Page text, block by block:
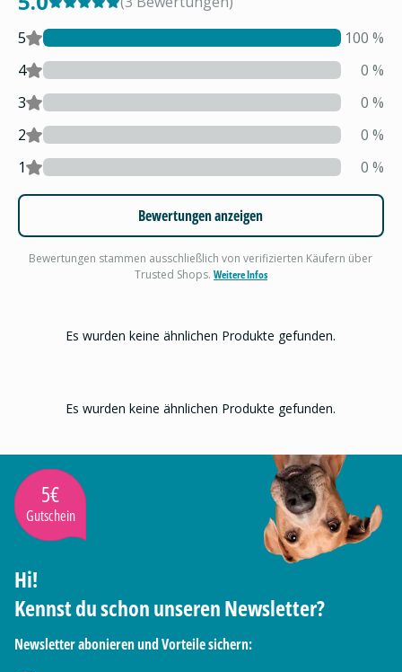
5
100 %
4
0 %
3
0 %
2
0 %
1
0 %
Bewertungen anzeigen
Bewertungen stammen ausschließlich von verifizierten Käufern über
Trusted Shops. Weitere Infos
Es wurden keine ähnlichen Produkte gefunden.
Es wurden keine ähnlichen Produkte gefunden.
5€
Gutschein
Hi!
Kennst du schon unseren Newsletter?
Newsletter abonieren und Vorteile sichern: